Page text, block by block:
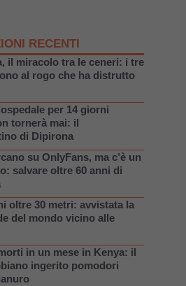
RECENTI
il miracolo tra le ceneri: i tre
al rogo che ha distrutto
per 14 giorni
tornerà mai: il
di Dipirona
su OnlyFans, ma c’è un
salvare oltre 60 anni di
oltre 30 metri: avvistata la
del mondo vicino alle
in un mese in Kenya: il
ingerito pomodori